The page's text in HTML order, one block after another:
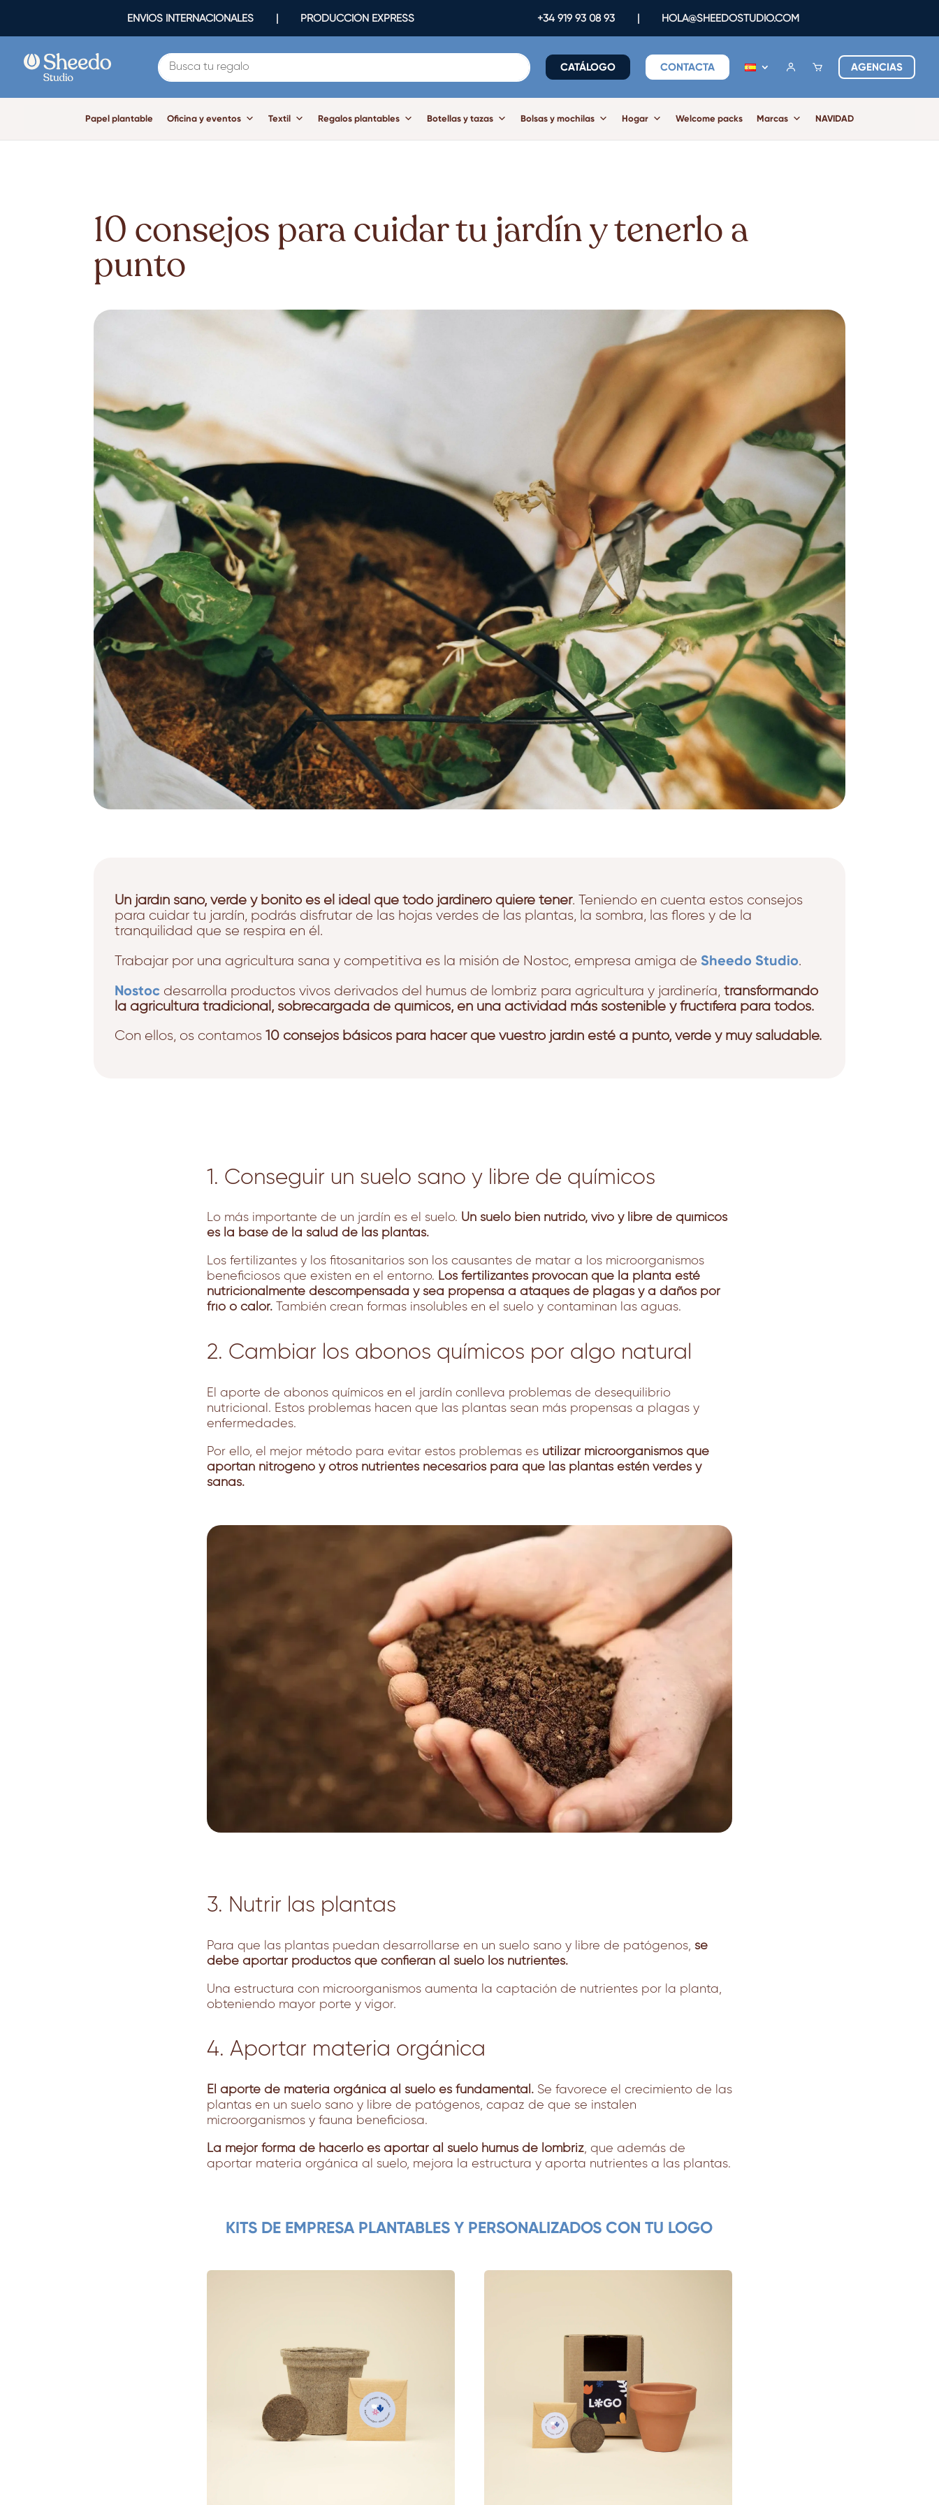
ENVÍOS INTERNACIONALES | PRODUCCIÓN EXPRESS +34 919 93 08 93 | HOLA@SHEEDOSTUDIO.COM
CATÁLOGO CONTACTA AGENCIAS
Papel plantable Oficina y eventos Textil Regalos plantables Botellas y tazas Bolsas y mochilas Hogar Welcome packs Marcas NAVIDAD
10 consejos para cuidar tu jardín y tenerlo a
punto
Un jardín sano, verde y bonito es el ideal que todo jardinero quiere tener. Teniendo en cuenta estos consejos
para cuidar tu jardín, podrás disfrutar de las hojas verdes de las plantas, la sombra, las flores y de la
tranquilidad que se respira en él.
Trabajar por una agricultura sana y competitiva es la misión de Nostoc, empresa amiga de Sheedo Studio.
Nostoc desarrolla productos vivos derivados del humus de lombriz para agricultura y jardinería,transformando
la agricultura tradicional, sobrecargada de químicos, en una actividad más sostenible y fructífera para todos.
Con ellos, os contamos10 consejos básicos para hacer que vuestro jardín esté a punto, verde y muy saludable.
1. Conseguir un suelo sano y libre de químicos
Lo más importante de un jardín es el suelo. Un suelo bien nutrido, vivo y libre de químicos
es la base de la salud de las plantas.
Los fertilizantes y los fitosanitarios son los causantes de matar a los microorganismos
beneficiosos que existen en el entorno. Los fertilizantes provocan que la planta esté
nutricionalmente descompensada y sea propensa a ataques de plagas y a daños por
frío o calor.También crean formas insolubles en el suelo y contaminan las aguas.
2. Cambiar los abonos químicos por algo natural
El aporte de abonos químicos en el jardín conlleva problemas de desequilibrio
nutricional. Estos problemas hacen que las plantas sean más propensas a plagas y
enfermedades.
Por ello, el mejor método para evitar estos problemas es utilizar microorganismos que
aportan nitrógeno y otros nutrientes necesarios para que las plantas estén verdes y
sanas.
3. Nutrir las plantas
Para que las plantas puedan desarrollarse en un suelo sano y libre de patógenos, se
debe aportar productos que confieran al suelo los nutrientes.
Una estructura con microorganismos aumenta la captación de nutrientes por la planta,
obteniendo mayor porte y vigor.
4. Aportar materia orgánica
El aporte de materia orgánica al suelo es fundamental.Se favorece el crecimiento de las
plantas en un suelo sano y libre de patógenos, capaz de que se instalen
microorganismos y fauna beneficiosa.
La mejor forma de hacerlo es aportar al suelo humus de lombriz, que además de
aportar materia orgánica al suelo, mejora la estructura y aporta nutrientes a las plantas.
KITS DE EMPRESA PLANTABLES Y PERSONALIZADOS CON TU LOGO